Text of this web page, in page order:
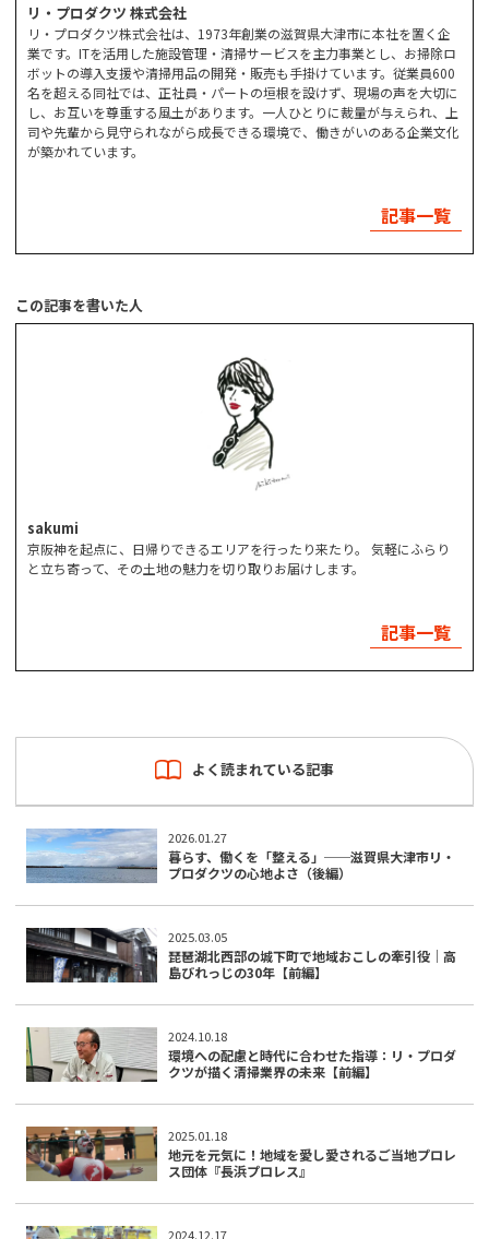
リ・プロダクツ 株式会社
リ・プロダクツ株式会社は、1973年創業の滋賀県大津市に本社を置く企
業です。ITを活用した施設管理・清掃サービスを主力事業とし、お掃除ロ
ボットの導入支援や清掃用品の開発・販売も手掛けています。従業員600
名を超える同社では、正社員・パートの垣根を設けず、現場の声を大切に
し、お互いを尊重する風土があります。一人ひとりに裁量が与えられ、上
司や先輩から見守られながら成長できる環境で、働きがいのある企業文化
が築かれています。
記事一覧
この記事を書いた人
sakumi
京阪神を起点に、日帰りできるエリアを行ったり来たり。 気軽にふらり
と立ち寄って、その土地の魅力を切り取りお届けします。
記事一覧
よく読まれている記事
2026.01.27
暮らす、働くを「整える」──滋賀県大津市リ・
プロダクツの心地よさ（後編）
2025.03.05
琵琶湖北西部の城下町で地域おこしの牽引役｜高
島びれっじの30年【前編】
2024.10.18
環境への配慮と時代に合わせた指導：リ・プロダ
クツが描く清掃業界の未来【前編】
2025.01.18
地元を元気に！地域を愛し愛されるご当地プロレ
ス団体『長浜プロレス』
2024.12.17